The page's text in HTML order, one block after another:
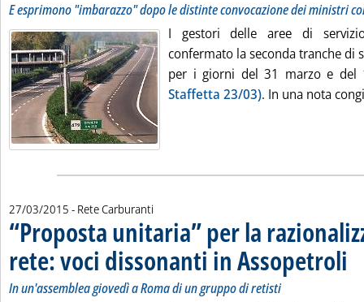
E esprimono "imbarazzo" dopo le distinte convocazione dei ministri
I gestori delle aree di
confermato la seconda tranche di
per i giorni del 31 marzo e del
Staffetta 23/03). In una nota
27/03/2015 - Rete Carburanti
“Proposta unitaria” per la
rete: voci dissonanti in Assopetroli
In un'assemblea giovedì a Roma di un gruppo di retisti